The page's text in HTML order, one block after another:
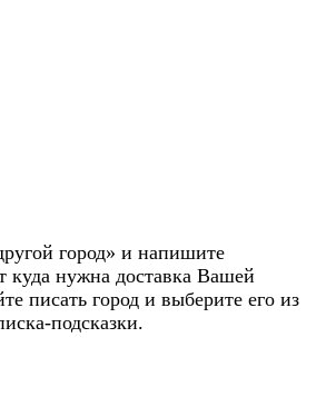
город» и напишите
куда нужна доставка Вашей
писать город и выберите его из
подсказки.